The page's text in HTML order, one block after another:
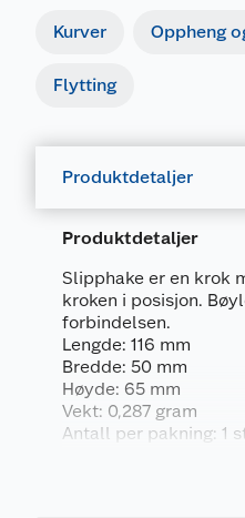
Kurver Oppheng
Flytting
Produktdetaljer
Produktdetaljer
Slipphake er en krok
kroken i posisjon.
forbindelsen.
Lengde: 116 mm
Bredde: 50 mm
Høyde: 65 mm
Vekt: 0,287 gram
Antall per pakning: 1